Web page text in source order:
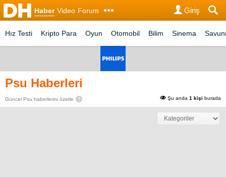
Haber Video Forum Giriş
Hız Testi Kripto Para Oyun Otomobil Bilim Sinema
Psu Haberleri
Güncel Psu haberlerini özetle ? Şu anda 1 kişi burada